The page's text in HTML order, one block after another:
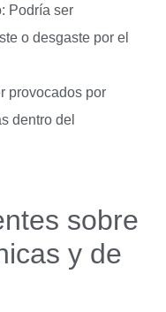
Podría ser
o desgaste por el
provocados por
dentro del
sobre
y de